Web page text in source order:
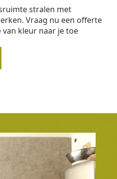
stralen met
Vraag nu een offerte
van kleur naar je toe